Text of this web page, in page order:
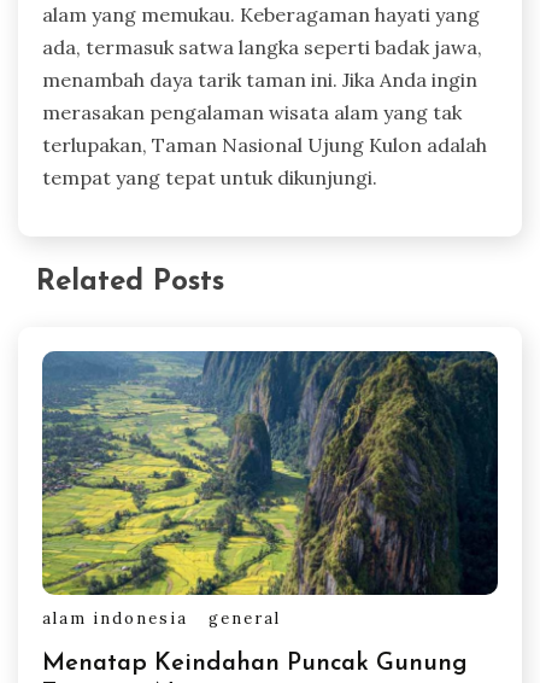
alam yang memukau. Keberagaman hayati yang
ada, termasuk satwa langka seperti badak jawa,
menambah daya tarik taman ini. Jika Anda ingin
merasakan pengalaman wisata alam yang tak
terlupakan, Taman Nasional Ujung Kulon adalah
tempat yang tepat untuk dikunjungi.
Related Posts
alam indonesia general
Menatap Keindahan Puncak Gunung